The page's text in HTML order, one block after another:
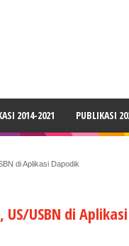
2014-2021 PUBLIKASI
di Aplikasi Dapodik
USBN di Aplikasi